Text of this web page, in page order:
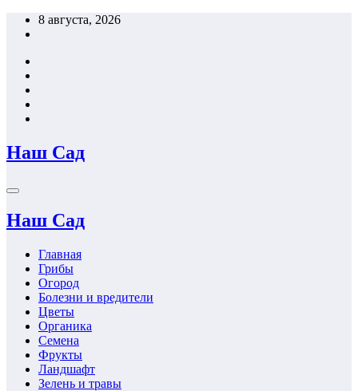
Перейти8 августа, 2026
Наш Сад
Наш Сад
Главная
Грибы
Огород
Болезни и вредители
Цветы
Органика
Семена
Фрукты
Ландшафт
Зелень и травы